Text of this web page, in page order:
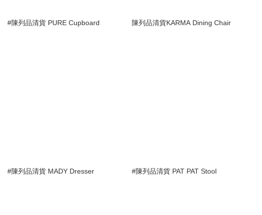
#陳列品清貨 PURE Cupboard 陳列品清貨KARMA Dining Chair
#陳列品清貨 MADY Dresser #陳列品清貨 PAT PAT Stool